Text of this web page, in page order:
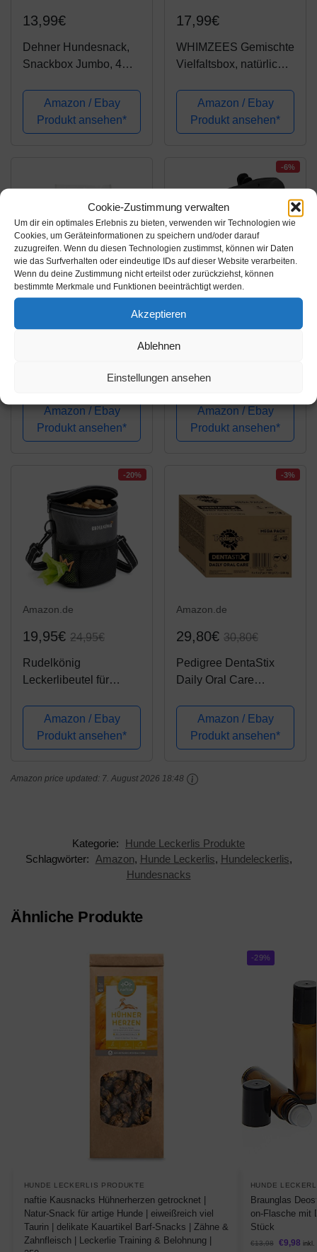
Cookie-Zustimmung verwalten
Um dir ein optimales Erlebnis zu bieten, verwenden wir Technologien wie
Cookies, um Geräteinformationen zu speichern und/oder darauf
zuzugreifen. Wenn du diesen Technologien zustimmst, können wir Daten
wie das Surfverhalten oder eindeutige IDs auf dieser Website verarbeiten.
Wenn du deine Zustimmung nicht erteilst oder zurückziehst, können
bestimmte Merkmale und Funktionen beeinträchtigt werden.
Akzeptieren
Ablehnen
Einstellungen ansehen
13,99€
Dehner Hundesnack,
Snackbox Jumbo, 4
Amazon / Ebay
Produkt ansehen*
17,99€
WHIMZEES Gemischte
Vielfaltsbox, natürliche,
Zahnpflegesnacks,
Kaustangen für große
Hunde, 14 Stück
Amazon / Ebay
Produkt ansehen*
Amazon.de
23,99€
1000g, Premium,
Hunde Snack Natur,
kausnack, pansen,
hundesnacks
getrocknet,...
Amazon / Ebay
Produkt ansehen*
-6%
Amazon.de
18,59€19,79€
Futterbeutel aus
Snackbeutel mit Clip
und Magnet -
Futtertasche Leckerlis
Amazon / Ebay
Produkt ansehen*
-20%
Amazon.de
19,95€ 24,95€
Rudelkönig
Leckerlibeutel für
Futterbeutel für das
Hundetraining -
Multifunktionale
Hunde mit
Amazon / Ebay
Produkt ansehen*
-3%
Amazon.de
29,80€ 30,80€
Pedigree DentaStix
Daily Oral Care
mittelgroße Hunde –
Hundeleckerli mit
Huhn- &
jeden Tag – 1 x 112
Amazon / Ebay
Produkt ansehen*
Amazon price updated: 7. August 2026 18:48
Kategorie:
Hunde Leckerlis Produkte
Schlagwörter:
Amazon, Hunde Leckerlis, Hundeleckerlis,
Hundesnacks
Ähnliche Produkte
HUNDE LECKERLIS PRODUKTE
naftie Kausnacks Hühnerherzen getrocknet |
Natur-Snack für artige Hunde | eiweißreich viel
Taurin | delikate Kauartikel Barf-Snacks | Zähne &
Zahnfleisch | Leckerlie Training & Belohnung |
-29%
HUNDE
Braunglas
on-Flasche mit
Stück
€13,98 €9,98 inkl.